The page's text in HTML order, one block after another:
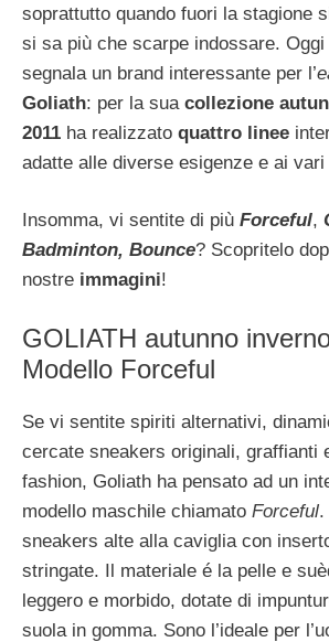
soprattutto quando fuori la stagione
si sa più che scarpe indossare. Oggi
segnala un brand interessante per l’
Goliath: per la sua collezione
2011 ha realizzato quattro linee
adatte alle diverse esigenze e ai vari
Insomma, vi sentite di più Forceful,
Badminton, Bounce? Scopritelo
nostre immagini!
GOLIATH autunno
Modello Forceful
Se vi sentite spiriti alternativi,
cercate sneakers originali, graffianti
fashion, Goliath ha pensato ad un
modello maschile chiamato Forceful.
sneakers alte alla caviglia con
stringate. Il materiale é la pelle e
leggero e morbido, dotate di
suola in gomma. Sono l’ideale per